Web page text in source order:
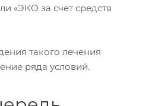
«ЭКО за счет средств
такого лечения
ряда условий.